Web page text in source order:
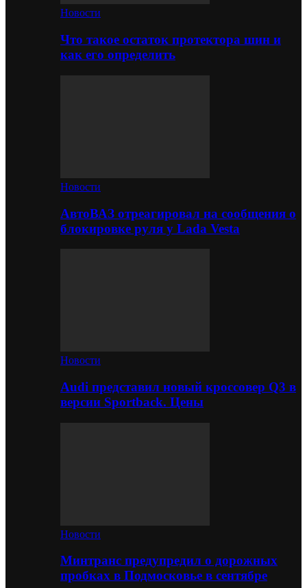
Новости
Что такое остаток протектора шин и
как его определить
Новости
АвтоВАЗ отреагировал на сообщения о
блокировке руля у Lada Vesta
Новости
Audi представил новый кроссовер Q3 в
версии Sportback. Цены
Новости
Минтранс предупредил о дорожных
пробках в Подмосковье в сентябре